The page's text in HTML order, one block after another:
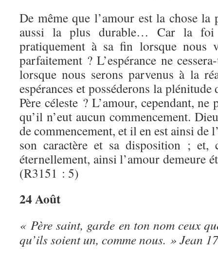
De même que l’amour est la chose la
aussi la plus durable… Car la foi
pratiquement à sa fin lorsque nous
parfaitement ? L’espérance ne
lorsque nous serons parvenus à la
espérances et posséderons la plénitude
Père céleste ? L’amour, cependant,
qu’il n’eut aucun commencement.
de commencement, et il en est ainsi de
son caractère et sa disposition ; et,
éternellement, ainsi l’amour demeure
(R3151 : 5)
24 Août
« Père saint, garde en ton nom ceux
qu’ils soient un, comme nous. » Jean